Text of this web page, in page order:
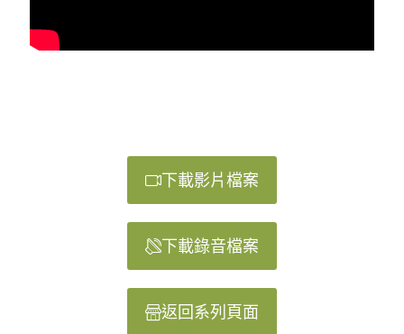
下載影片檔案
下載錄音檔案
返回系列頁面